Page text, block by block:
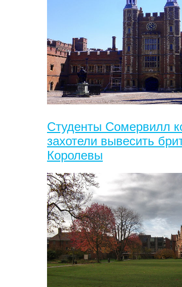
Студенты Сомервилл
захотели вывесить
Королевы